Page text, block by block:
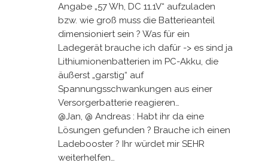
Angabe „57 Wh, DC 11.1V“ aufzuladen
bzw. wie groß muss die Batterieanteil
dimensioniert sein ? Was für ein
Ladegerät brauche ich dafür -> es sind ja
Lithiumionenbatterien im PC-Akku, die
äußerst „garstig“ auf
Spannungsschwankungen aus einer
Versorgerbatterie reagieren…
@Jan, @ Andreas : Habt ihr da eine
Lösungen gefunden ? Brauche ich einen
Ladebooster ? Ihr würdet mir SEHR
weiterhelfen…